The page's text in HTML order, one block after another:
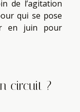
de l’agitation
qui se pose
en juin pour
circuit ?